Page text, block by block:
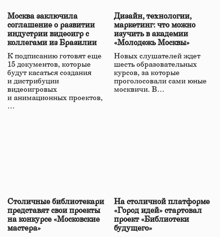
Москва заключила
соглашение о развитии
индустрии видеоигр с
коллегами из Бразилии
К подписанию готовят еще
15 документов, которые
будут касаться создания
и дистрибуции
видеоигровых
и анимационных проектов,
…
Дизайн, технологии,
маркетинг: что можно
изучить в академии
«Молодежь Москвы»
Новых слушателей ждет
шесть образовательных
курсов, за которые
проголосовали сами юные
москвичи. В…
Столичные библиотекари
представят свои проекты
на конкурсе «Московские
мастера»
На столичной платформе
«Город идей» стартовал
проект «Библиотеки
будущего»